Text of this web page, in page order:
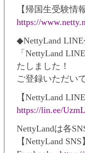
【帰国生受験情
https://
◆NettyLand
「NettyLand
たしました！
ご登録いただい
【NettyLand
https://lin.ee/
NettyLandは各
【NettyLand